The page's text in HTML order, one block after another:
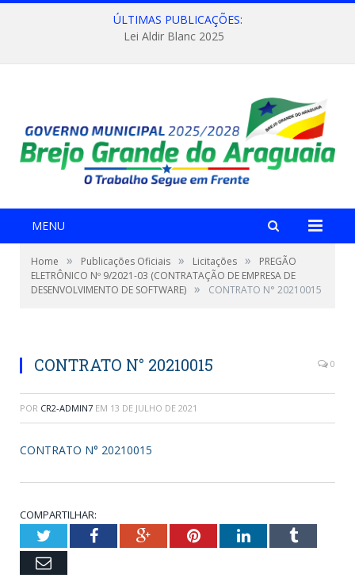
ÚLTIMAS PUBLICAÇÕES:
Lei Aldir Blanc 2025
MENU
Home » Publicações Oficiais » Licitações »
PREGÃO
ELETRÔNICO Nº 9/2021-03 (CONTRATAÇÃO DE EMPRESA DE
DESENVOLVIMENTO DE SOFTWARE) » CONTRATO N° 20210015
CONTRATO N° 20210015 0
POR CR2-ADMIN7 EM 13 DE JULHO DE 2021
CONTRATO N° 20210015
COMPARTILHAR:
TwitterFacebookGoogle+PinterestLinkedInTumblr
Email